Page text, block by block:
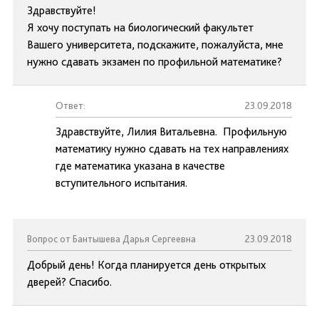
Здравствуйте!
Я хочу поступать на биологический факультет
Вашего университета, подскажите, пожалуйста, мне
нужно сдавать экзамен по профильной математике?
Ответ: 23.09.2018
Здравствуйте, Лилия Витальевна. Профильную
математику нужно сдавать на тех направлениях
где математика указана в качестве
вступительного испытания.
Вопрос от Бантышева Дарья Сергеевна 23.09.2018
Добрый день! Когда планируется день открытых
дверей? Спасибо.